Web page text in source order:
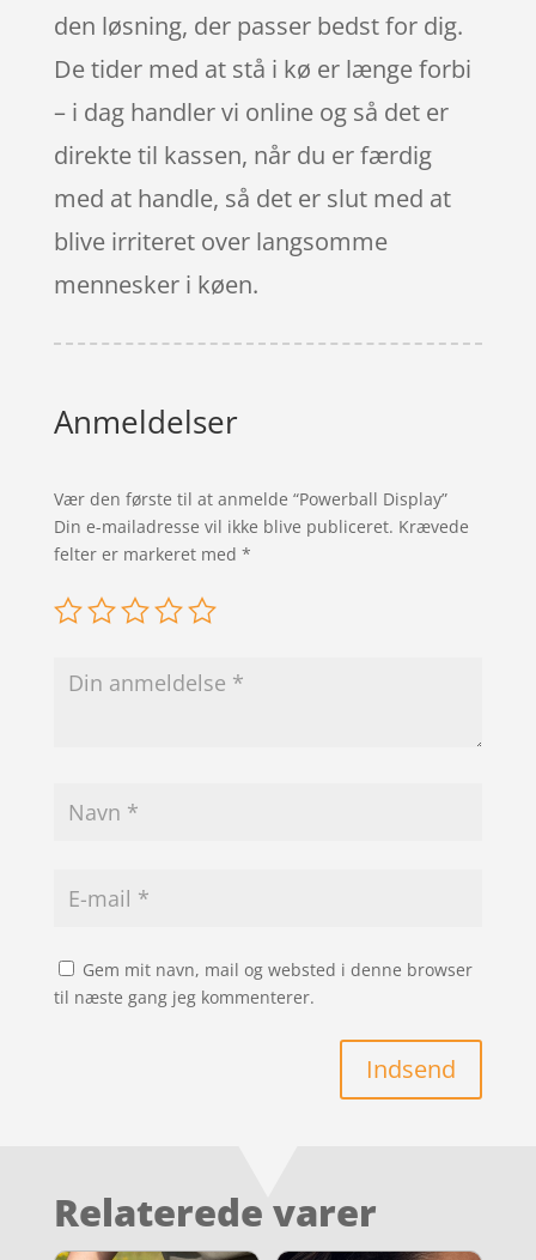
den løsning, der passer bedst for dig.
De tider med at stå i kø er længe forbi
– i dag handler vi online og så det er
direkte til kassen, når du er færdig
med at handle, så det er slut med at
blive irriteret over langsomme
mennesker i køen.
Anmeldelser
Vær den første til at anmelde “Powerball Display”
Din e-mailadresse vil ikke blive publiceret. Krævede
felter er markeret med *
Gem mit navn, mail og websted i denne browser
til næste gang jeg kommenterer.
Indsend
Relaterede varer